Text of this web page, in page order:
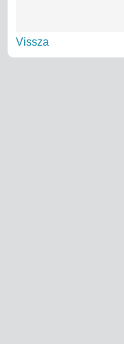
Vissza